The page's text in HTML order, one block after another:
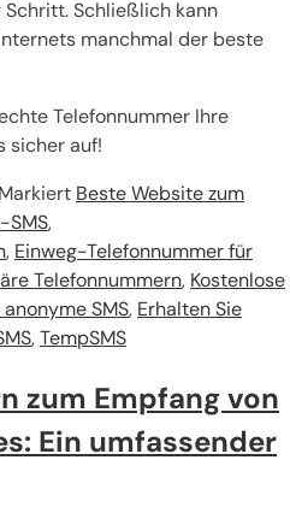
Schließlich kann
manchmal der beste
Telefonnummer Ihre
sicher auf!
Markiert Beste Website zum
SMS,
, Einweg-Telefonnummer für
Telefonnummern, Kostenlose
SMS, Erhalten Sie
,TempSMS
zum Empfang von
Ein umfassender